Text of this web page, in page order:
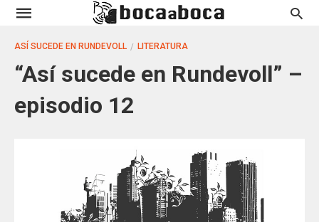
ASÍ SUCEDE EN RUNDEVOLL LITERATURA
“Así sucede en Rundevoll” –
episodio 12